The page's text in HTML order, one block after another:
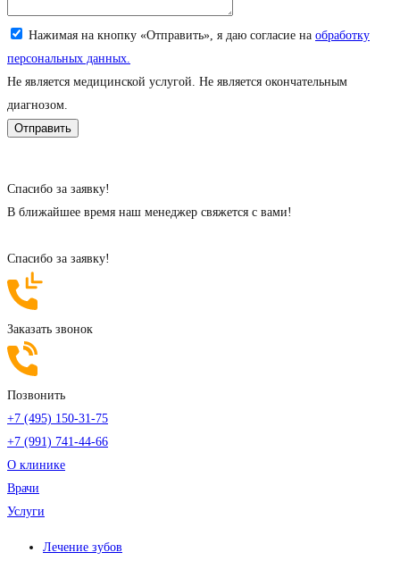
Нажимая на кнопку «Отправить», я даю согласие на обработку
персональных данных.
Не является медицинской услугой. Не является окончательным
диагнозом.
Cпасибо за заявку!
В ближайшее время наш менеджер свяжется с вами!
Cпасибо за заявку!
Заказать звонок
Позвонить
+7 (495) 150-31-75
+7 (991) 741-44-66
О клинике
Врачи
Услуги
Лечение зубов